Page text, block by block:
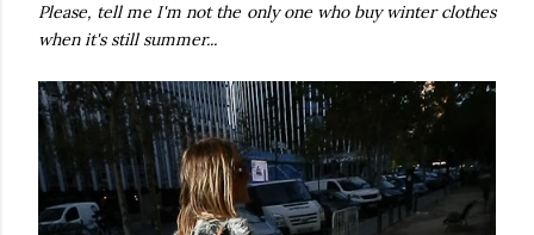
Please, tell me I'm not the only one who buy winter clothes
when it's still summer...